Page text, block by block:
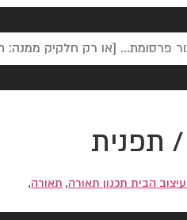
תפנית
הבית תכנון תאורה, תאורה,